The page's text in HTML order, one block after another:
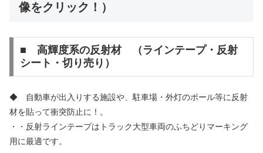
像をクリック！）
■ 高輝度系の反射材 （ラインテープ・反射
シート・切り売り）
◆ 自動車が出入りする施設や、駐車場・外灯のポール等に反射
材を貼って衝突防止に！。
・・反射ラインテープはトラック大型車両のふちどりマーキング
用に最適です。